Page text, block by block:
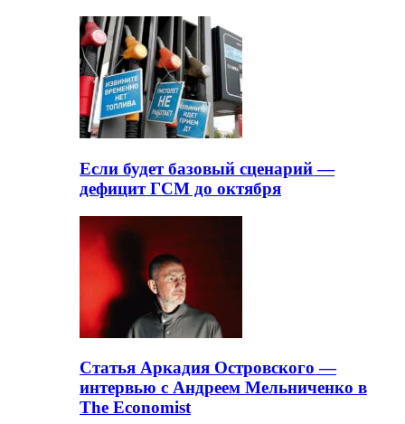
Если будет базовый сценарий —
дефицит ГСМ до октября
Статья Аркадия Островского —
интервью с Андреем Мельниченко в
The Economist